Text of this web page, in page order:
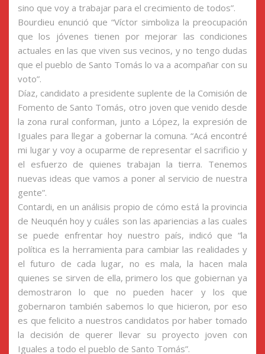
sino que voy a trabajar para el crecimiento de todos”.
Bourdieu enunció que “Víctor simboliza la preocupación
que los jóvenes tienen por mejorar las condiciones
actuales en las que viven sus vecinos, y no tengo dudas
que el pueblo de Santo Tomás lo va a acompañar con su
voto”.
Díaz, candidato a presidente suplente de la Comisión de
Fomento de Santo Tomás, otro joven que venido desde
la zona rural conforman, junto a López, la expresión de
Iguales para llegar a gobernar la comuna. “Acá encontré
mi lugar y voy a ocuparme de representar el sacrificio y
el esfuerzo de quienes trabajan la tierra. Tenemos
nuevas ideas que vamos a poner al servicio de nuestra
gente”.
Contardi, en un análisis propio de cómo está la provincia
de Neuquén hoy y cuáles son las apariencias a las cuales
se puede enfrentar hoy nuestro país, indicó que “la
política es la herramienta para cambiar las realidades y
el futuro de cada lugar, no es mala, la hacen mala
quienes se sirven de ella, primero los que gobiernan ya
demostraron lo que no pueden hacer y los que
gobernaron también sabemos lo que hicieron, por eso
es que felicito a nuestros candidatos por haber tomado
la decisión de querer llevar su proyecto joven con
Iguales a todo el pueblo de Santo Tomás”.